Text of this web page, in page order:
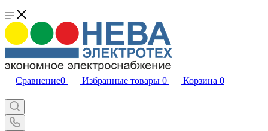
Сравнение0 Избранные товары 0 Корзина 0